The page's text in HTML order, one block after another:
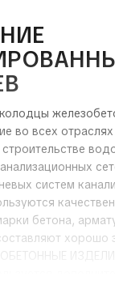
во всех отраслях
систем
бетона,
хорошо